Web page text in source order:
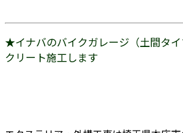
★イナバのバイクガレージ（土間タ
クリート施工します